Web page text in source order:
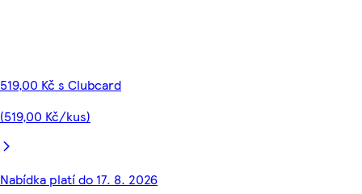
519,00 Kč s Clubcard
(519,00 Kč/kus)
Nabídka platí do 17. 8. 2026